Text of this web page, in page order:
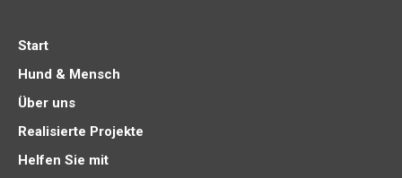
Start
Hund & Mensch
Über uns
Realisierte Projekte
Helfen Sie mit